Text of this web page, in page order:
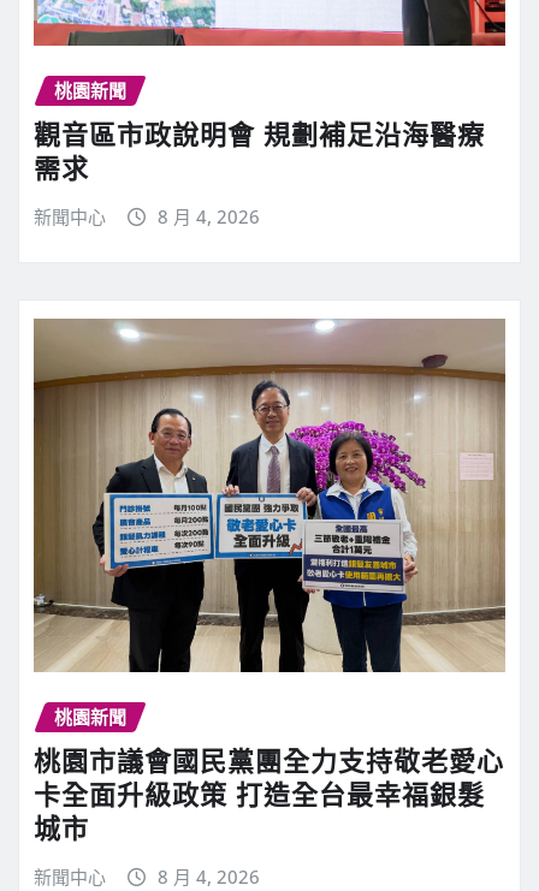
桃園新聞
觀音區市政說明會 規劃補足沿海醫療
需求
新聞中心 8 月 4, 2026
桃園新聞
桃園市議會國民黨團全力支持敬老愛心
卡全面升級政策 打造全台最幸福銀髮
城市
新聞中心 8 月 4, 2026